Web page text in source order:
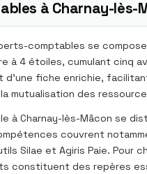
à Charnay-lès-
comptables se
à 4 étoiles, cumulant cinq
fiche enrichie,
mutualisation des
à Charnay-lès-Mâcon se
couvrent
Silae et Agiris Paie.
constituent des repères